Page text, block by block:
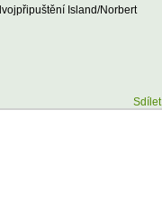
Island/Norbert
Sdílet